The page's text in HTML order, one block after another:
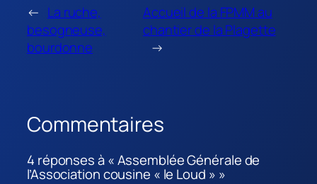
← La ruche,
besogneuse,
bourdonne
Accueil de la FPMM au
chantier de la Plagette
→
Commentaires
4 réponses à « Assemblée Générale de
l’Association cousine « le Loud » »